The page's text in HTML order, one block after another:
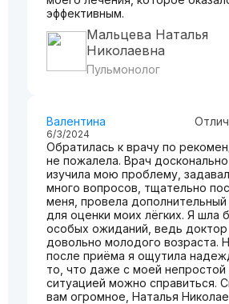
эффективным.
Мальцева Наталья
Николаевна
Пульмонолог
Валентина
6/3/2024
Обратилась к врачу по
не пожалела. Врач досконально
изучила мою проблему,
много вопросов, тщательно
меня, провела дополнительный
для оценки моих лёгких. Я шла
особых ожиданий, ведь доктор
довольно молодого возраста.
после приёма я ощутила
то, что даже с моей непростой
ситуацией можно справиться.
вам огромное, Наталья